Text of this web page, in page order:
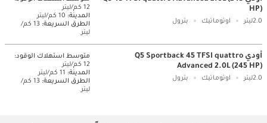
HP)
2.0ليتر اوتوماتيك بترول
12 كم/ليتر
المدينة: 10 كم/ليتر
الطرق السريعة:
13 كم/
ليتر
أودي Q5 Sportback 45 TFSI quattro
Advanced 2.0L (245 HP)
2.0ليتر اوتوماتيك بترول
متوسط ​​استهلاك الوقود:
12 كم/ليتر
المدينة: 11 كم/ليتر
الطرق السريعة:
13 كم/
ليتر